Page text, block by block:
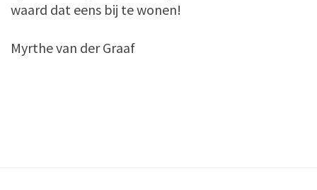
waard dat eens bij te wonen!
Myrthe van der Graaf